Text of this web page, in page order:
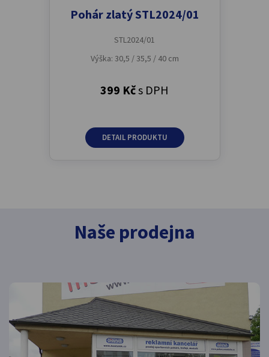
Pohár zlatý STL2024/01
STL2024/01
Výška: 30,5 / 35,5 / 40 cm
399 Kčs DPH
DETAIL PRODUKTU
Naše prodejna